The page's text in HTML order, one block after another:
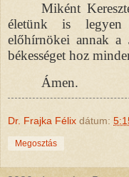
Miként
életünk is legyen
előhírnökei annak a
békességet hoz
Ámen.
Dr. Frajka Félix dátum:
Megosztás